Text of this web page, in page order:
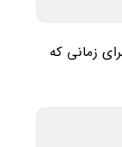
زمانی که